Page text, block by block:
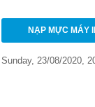
NẠP MỰC MÁY
Sunday, 23/08/2020,